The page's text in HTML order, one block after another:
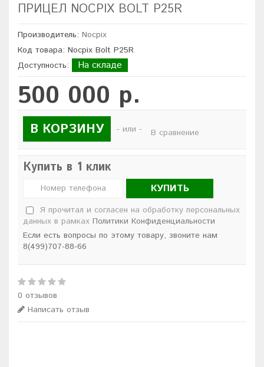
ПРИЦЕЛ NOCPIX BOLT P25R
Производитель: Nocpix
Код товара: Nocpix Bolt P25R
Доступность:
На складе
500 000 р.
В КОРЗИНУ - или - В сравнение
Купить в 1 клик
КУПИТЬ
Я прочитал и согласен на обработку персональных
данных в рамках Политики Конфиденциальности
Если есть вопросы по этому товару, звоните нам
8(499)707-88-66
0 отзывов
Написать отзыв